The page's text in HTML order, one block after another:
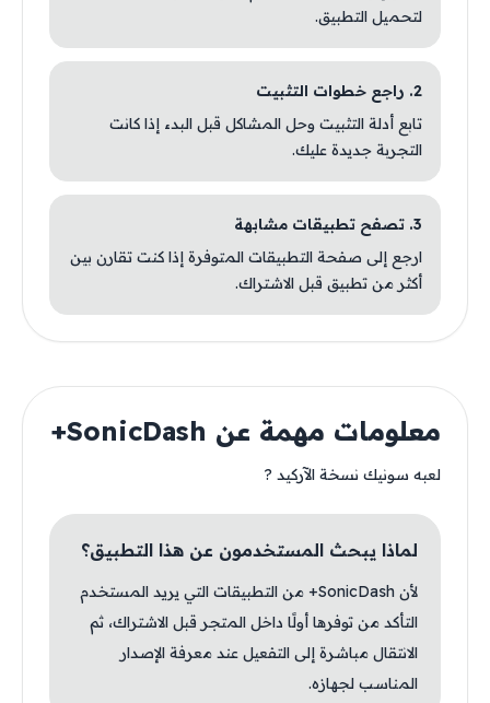
لتحميل التطبيق.
2. راجع خطوات التثبيت
تابع أدلة التثبيت وحل المشاكل قبل البدء إذا كانت
التجربة جديدة عليك.
3. تصفح تطبيقات مشابهة
ارجع إلى صفحة التطبيقات المتوفرة إذا كنت تقارن بين
أكثر من تطبيق قبل الاشتراك.
معلومات مهمة عن SonicDash+
لعبه سونيك نسخة الآركيد ?
لماذا يبحث المستخدمون عن هذا التطبيق؟
لأن SonicDash+ من التطبيقات التي يريد المستخدم
التأكد من توفرها أولًا داخل المتجر قبل الاشتراك، ثم
الانتقال مباشرة إلى التفعيل عند معرفة الإصدار
المناسب لجهازه.